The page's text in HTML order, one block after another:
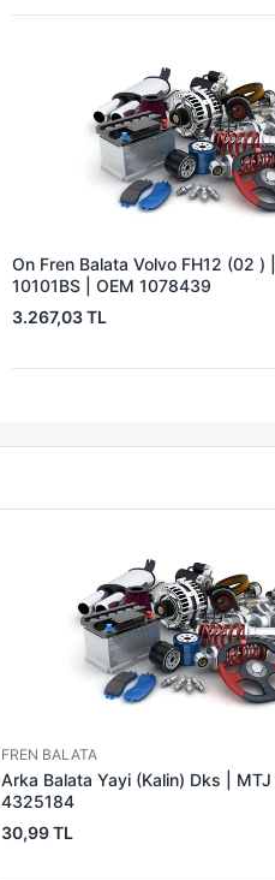
On Fren Balata Volvo FH12 (02 ) |
10101BS | OEM 1078439
3.267,03 TL
FREN BALATA
Arka Balata Yayi (Kalin) Dks |
4325184
30,99 TL